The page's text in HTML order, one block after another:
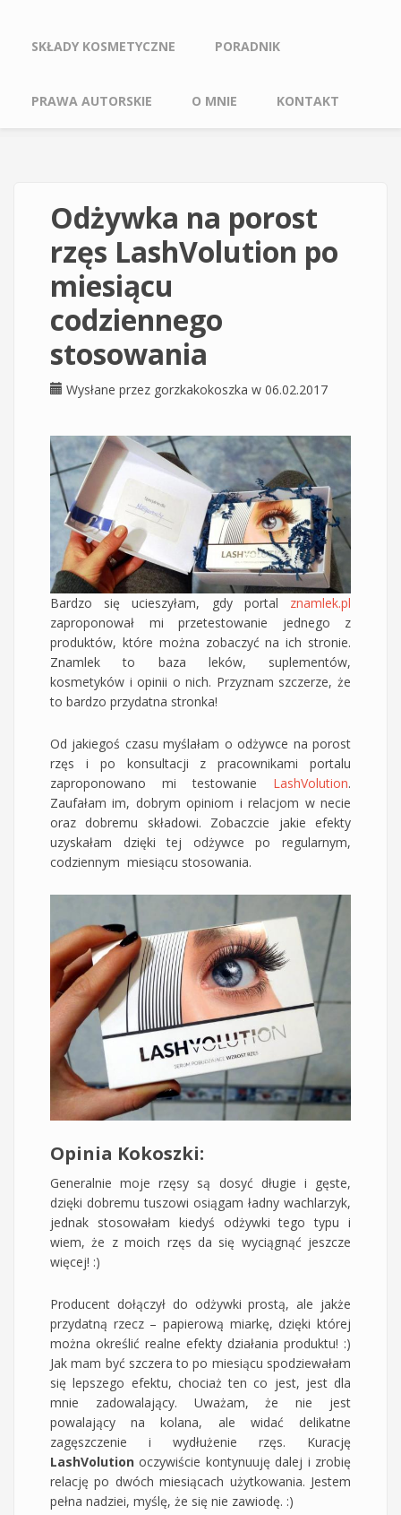
SKŁADY KOSMETYCZNE PORADNIK
PRAWA AUTORSKIE O MNIE KONTAKT
Odżywka na porost
rzęs LashVolution po
miesiącu
codziennego
stosowania
Wysłane przez gorzkakokoszka w 06.02.2017
Bardzo się ucieszyłam, gdy portal znamlek.pl
zaproponował mi przetestowanie jednego z
produktów, które można zobaczyć na ich stronie.
Znamlek to baza leków, suplementów,
kosmetyków i opinii o nich. Przyznam szczerze, że
to bardzo przydatna stronka!
Od jakiegoś czasu myślałam o odżywce na porost
rzęs i po konsultacji z pracownikami portalu
zaproponowano mi testowanie LashVolution.
Zaufałam im, dobrym opiniom i relacjom w necie
oraz dobremu składowi. Zobaczcie jakie efekty
uzyskałam dzięki tej odżywce po regularnym,
codziennym miesiącu stosowania.
Opinia Kokoszki:
Generalnie moje rzęsy są dosyć długie i gęste,
dzięki dobremu tuszowi osiągam ładny wachlarzyk,
jednak stosowałam kiedyś odżywki tego typu i
wiem, że z moich rzęs da się wyciągnąć jeszcze
więcej! :)
Producent dołączył do odżywki prostą, ale jakże
przydatną rzecz – papierową miarkę, dzięki której
można określić realne efekty działania produktu! :)
Jak mam być szczera to po miesiącu spodziewałam
się lepszego efektu, chociaż ten co jest, jest dla
mnie zadowalający. Uważam, że nie jest
powalający na kolana, ale widać delikatne
zagęszczenie i wydłużenie rzęs. Kurację
LashVolution oczywiście kontynuuję dalej i zrobię
relację po dwóch miesiącach użytkowania. Jestem
pełna nadziei, myślę, że się nie zawiodę. :)